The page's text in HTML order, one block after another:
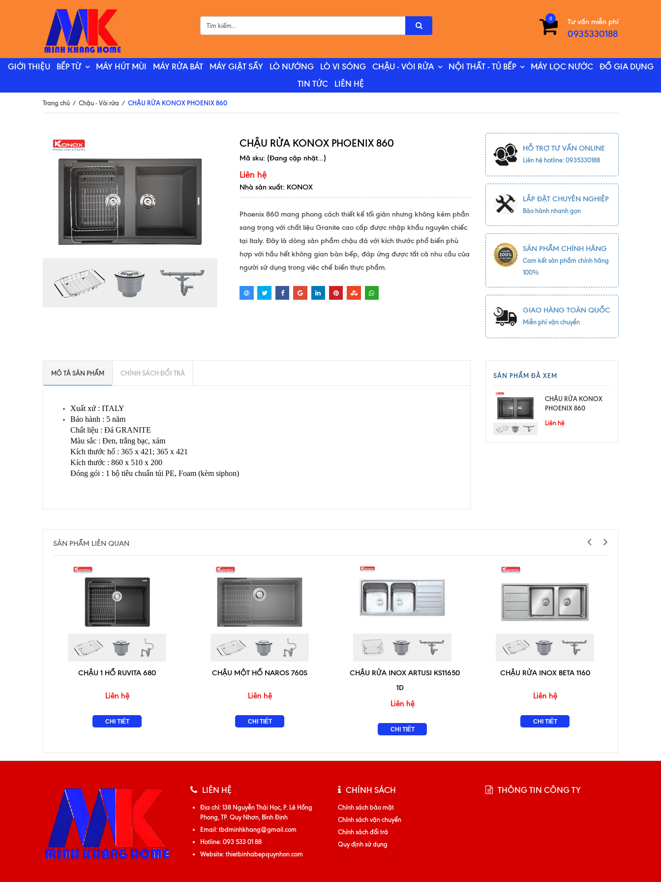
Tư vấn miễn phí
0935330188
0
GIỚI THIỆU BẾP TỪ MÁY HÚT MÙI MÁY RỬA BÁT MÁY GIẶT SẤY LÒ NƯỚNG LÒ VI SÓNG CHẬU - VÒI RỬA NỘI THẤT - TỦ BẾP MÁY LỌC NƯỚC
ĐỒ GIA DỤNG
TIN TỨC
LIÊN HỆ
Trang chủ / Chậu - Vòi rửa / CHẬU RỬA KONOX PHOENIX 860
CHẬU RỬA KONOX PHOENIX 860
Mã sku: (Đang cập nhật...)
Liên hệ
Nhà sản xuất: KONOX
Phoenix 860 mang phong cách thiết kế tối giản nhưng không kém phần
sang trọng với chất liệu Granite cao cấp được nhập khẩu nguyên chiếc
tại Italy. Đây là dòng sản phẩm chậu đá với kích thước phổ biến phù
hợp với hầu hết không gian bàn bếp, đáp ứng được tất cả nhu cầu của
người sử dụng trong việc chế biến thực phẩm.
HỖ TRỢ TƯ VẤN ONLINE
Liên hệ hotline: 0935330188
LẮP ĐẶT CHUYÊN NGHIỆP
Bảo hành nhanh gọn
SẢN PHẨM CHÍNH HÃNG
Cam kết sản phẩm chính hãng
100%
GIAO HÀNG TOÀN QUỐC
Miễn phí vận chuyển
MÔ TẢ SẢN PHẨM CHÍNH SÁCH ĐỔI TRẢ
Xuất xứ : ITALY
Bảo hành : 5 năm
Chất liệu : Đá GRANITE
Màu sắc : Đen, trắng bạc, xám
Kích thước hố : 365 x 421; 365 x 421
Kích thước : 860 x 510 x 200
Đóng gói : 1 bộ tiêu chuẩn túi PE, Foam (kèm siphon)
SẢN PHẨM ĐÃ XEM
CHẬU RỬA KONOX
PHOENIX 860
Liên hệ
SẢN PHẨM LIÊN QUAN
CHẬU 1 HỐ RUVITA 680
Liên hệ
CHI TIẾT
CHẬU MỘT HỐ NAROS 760S
Liên hệ
CHI TIẾT
CHẬU RỬA INOX ARTUSI KS11650
1D
Liên hệ
CHI TIẾT
CHẬU RỬA INOX BETA 1160
Liên hệ
CHI TIẾT
LIÊN HỆ
Địa chỉ:138 Nguyễn Thái Học, P. Lê Hồng
Phong, TP. Quy Nhơn, Bình Định
Email:tbdminhkhang@gmail.com
Hotline:093 533 01 88
Website:thietbinhabepquynhon.com
CHÍNH SÁCH
Chính sách bảo mật
Chính sách vận chuyển
Chính sách đổi trả
Quy định sử dụng
THÔNG TIN CÔNG TY